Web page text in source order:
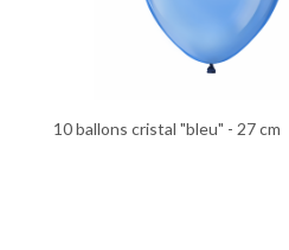
10 ballons cristal "bleu" - 27 cm